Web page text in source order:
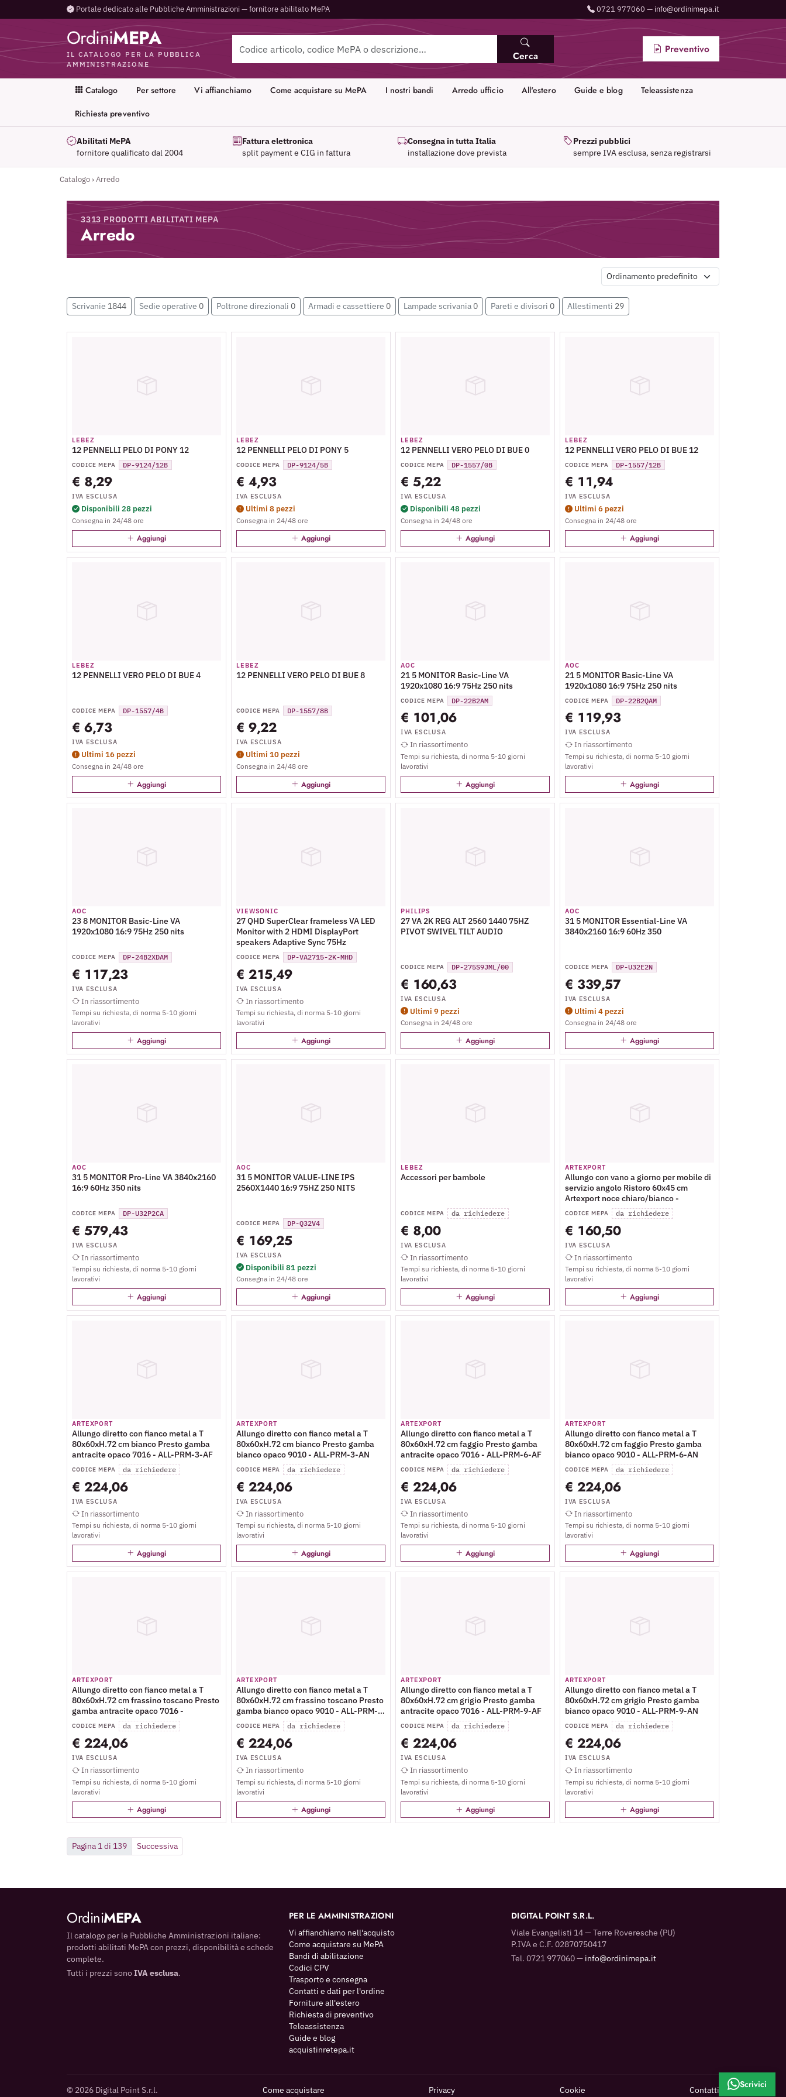
Portale dedicato alle Pubbliche Amministrazioni — fornitore abilitato MePA 0721 977060 — info@ordinimepa.it
OrdiniMEPA
IL CATALOGO PER LA PUBBLICA
AMMINISTRAZIONE
Cerca Preventivo
Catalogo Per settore Vi affianchiamo Come acquistare su MePA I nostri bandi Arredo ufficio All'estero Guide e blog Teleassistenza
Richiesta preventivo
Abilitati MePA
fornitore qualificato dal 2004
Fattura elettronica
split payment e CIG in fattura
Consegna in tutta Italia
installazione dove prevista
Prezzi pubblici
sempre IVA esclusa, senza registrarsi
Catalogo›Arredo
3313 PRODOTTI ABILITATI MEPA
Arredo
Scrivanie 1844 Sedie operative 0 Poltrone direzionali 0 Armadi e cassettiere 0 Lampade scrivania 0 Pareti e divisori 0 Allestimenti 29
LEBEZ
12 PENNELLI PELO DI PONY 12
CODICE MEPA DP-9124/12B
€ 8,29
IVA ESCLUSA
Disponibili 28 pezzi
Consegna in 24/48 ore
Aggiungi
LEBEZ
12 PENNELLI PELO DI PONY 5
CODICE MEPA DP-9124/5B
€ 4,93
IVA ESCLUSA
Ultimi 8 pezzi
Consegna in 24/48 ore
Aggiungi
LEBEZ
12 PENNELLI VERO PELO DI BUE 0
CODICE MEPA DP-1557/0B
€ 5,22
IVA ESCLUSA
Disponibili 48 pezzi
Consegna in 24/48 ore
Aggiungi
LEBEZ
12 PENNELLI VERO PELO DI BUE 12
CODICE MEPA DP-1557/12B
€ 11,94
IVA ESCLUSA
Ultimi 6 pezzi
Consegna in 24/48 ore
Aggiungi
LEBEZ
12 PENNELLI VERO PELO DI BUE 4
CODICE MEPA DP-1557/4B
€ 6,73
IVA ESCLUSA
Ultimi 16 pezzi
Consegna in 24/48 ore
Aggiungi
LEBEZ
12 PENNELLI VERO PELO DI BUE 8
CODICE MEPA DP-1557/8B
€ 9,22
IVA ESCLUSA
Ultimi 10 pezzi
Consegna in 24/48 ore
Aggiungi
AOC
21 5 MONITOR Basic-Line VA
1920x1080 16:9 75Hz 250 nits
CODICE MEPA DP-22B2AM
€ 101,06
IVA ESCLUSA
In riassortimento
Tempi su richiesta, di norma 5-10 giorni
lavorativi
Aggiungi
AOC
21 5 MONITOR Basic-Line VA
1920x1080 16:9 75Hz 250 nits
CODICE MEPA DP-22B2QAM
€ 119,93
IVA ESCLUSA
In riassortimento
Tempi su richiesta, di norma 5-10 giorni
lavorativi
Aggiungi
AOC
23 8 MONITOR Basic-Line VA
1920x1080 16:9 75Hz 250 nits
CODICE MEPA DP-24B2XDAM
€ 117,23
IVA ESCLUSA
In riassortimento
Tempi su richiesta, di norma 5-10 giorni
lavorativi
Aggiungi
VIEWSONIC
27 QHD SuperClear frameless VA LED
Monitor with 2 HDMI DisplayPort
speakers Adaptive Sync 75Hz
CODICE MEPA DP-VA2715-2K-MHD
€ 215,49
IVA ESCLUSA
In riassortimento
Tempi su richiesta, di norma 5-10 giorni
lavorativi
Aggiungi
PHILIPS
27 VA 2K REG ALT 2560 1440 75HZ
PIVOT SWIVEL TILT AUDIO
CODICE MEPA DP-275S9JML/00
€ 160,63
IVA ESCLUSA
Ultimi 9 pezzi
Consegna in 24/48 ore
Aggiungi
AOC
31 5 MONITOR Essential-Line VA
3840x2160 16:9 60Hz 350
CODICE MEPA DP-U32E2N
€ 339,57
IVA ESCLUSA
Ultimi 4 pezzi
Consegna in 24/48 ore
Aggiungi
AOC
31 5 MONITOR Pro-Line VA 3840x2160
16:9 60Hz 350 nits
CODICE MEPA DP-U32P2CA
€ 579,43
IVA ESCLUSA
In riassortimento
Tempi su richiesta, di norma 5-10 giorni
lavorativi
Aggiungi
AOC
31 5 MONITOR VALUE-LINE IPS
2560X1440 16:9 75HZ 250 NITS
CODICE MEPA DP-Q32V4
€ 169,25
IVA ESCLUSA
Disponibili 81 pezzi
Consegna in 24/48 ore
Aggiungi
LEBEZ
Accessori per bambole
CODICE MEPA da richiedere
€ 8,00
IVA ESCLUSA
In riassortimento
Tempi su richiesta, di norma 5-10 giorni
lavorativi
Aggiungi
ARTEXPORT
Allungo con vano a giorno per mobile di
servizio angolo Ristoro 60x45 cm
Artexport noce chiaro/bianco -
CODICE MEPA da richiedere
€ 160,50
IVA ESCLUSA
In riassortimento
Tempi su richiesta, di norma 5-10 giorni
lavorativi
Aggiungi
ARTEXPORT
Allungo diretto con fianco metal a T
80x60xH.72 cm bianco Presto gamba
antracite opaco 7016 - ALL-PRM-3-AF
CODICE MEPA da richiedere
€ 224,06
IVA ESCLUSA
In riassortimento
Tempi su richiesta, di norma 5-10 giorni
lavorativi
Aggiungi
ARTEXPORT
Allungo diretto con fianco metal a T
80x60xH.72 cm bianco Presto gamba
bianco opaco 9010 - ALL-PRM-3-AN
CODICE MEPA da richiedere
€ 224,06
IVA ESCLUSA
In riassortimento
Tempi su richiesta, di norma 5-10 giorni
lavorativi
Aggiungi
ARTEXPORT
Allungo diretto con fianco metal a T
80x60xH.72 cm faggio Presto gamba
antracite opaco 7016 - ALL-PRM-6-AF
CODICE MEPA da richiedere
€ 224,06
IVA ESCLUSA
In riassortimento
Tempi su richiesta, di norma 5-10 giorni
lavorativi
Aggiungi
ARTEXPORT
Allungo diretto con fianco metal a T
80x60xH.72 cm faggio Presto gamba
bianco opaco 9010 - ALL-PRM-6-AN
CODICE MEPA da richiedere
€ 224,06
IVA ESCLUSA
In riassortimento
Tempi su richiesta, di norma 5-10 giorni
lavorativi
Aggiungi
ARTEXPORT
Allungo diretto con fianco metal a T
80x60xH.72 cm frassino toscano Presto
gamba antracite opaco 7016 -
CODICE MEPA da richiedere
€ 224,06
IVA ESCLUSA
In riassortimento
Tempi su richiesta, di norma 5-10 giorni
lavorativi
Aggiungi
ARTEXPORT
Allungo diretto con fianco metal a T
80x60xH.72 cm frassino toscano Presto
gamba bianco opaco 9010 - ALL-PRM-
F-AN
CODICE MEPA da richiedere
€ 224,06
IVA ESCLUSA
In riassortimento
Tempi su richiesta, di norma 5-10 giorni
lavorativi
Aggiungi
ARTEXPORT
Allungo diretto con fianco metal a T
80x60xH.72 cm grigio Presto gamba
antracite opaco 7016 - ALL-PRM-9-AF
CODICE MEPA da richiedere
€ 224,06
IVA ESCLUSA
In riassortimento
Tempi su richiesta, di norma 5-10 giorni
lavorativi
Aggiungi
ARTEXPORT
Allungo diretto con fianco metal a T
80x60xH.72 cm grigio Presto gamba
bianco opaco 9010 - ALL-PRM-9-AN
CODICE MEPA da richiedere
€ 224,06
IVA ESCLUSA
In riassortimento
Tempi su richiesta, di norma 5-10 giorni
lavorativi
Aggiungi
Pagina 1 di 139 Successiva
OrdiniMEPA
Il catalogo per le Pubbliche Amministrazioni italiane:
prodotti abilitati MePA con prezzi, disponibilità e schede
complete.
Tutti i prezzi sonoIVA esclusa.
PER LE AMMINISTRAZIONI
Vi affianchiamo nell'acquisto
Come acquistare su MePA
Bandi di abilitazione
Codici CPV
Trasporto e consegna
Contatti e dati per l'ordine
Forniture all'estero
Richiesta di preventivo
Teleassistenza
Guide e blog
acquistinretepa.it
DIGITAL POINT S.R.L.
Viale Evangelisti 14 — Terre Roveresche (PU)
P.IVA e C.F. 02870750417
Tel. 0721 977060 — info@ordinimepa.it
© 2026 Digital Point S.r.l. Come acquistare Privacy Cookie Contatti Scrivici